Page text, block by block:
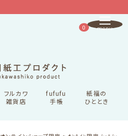
フルカワ
雑貨店
fufufu
手帳
紙福の
ひととき
0